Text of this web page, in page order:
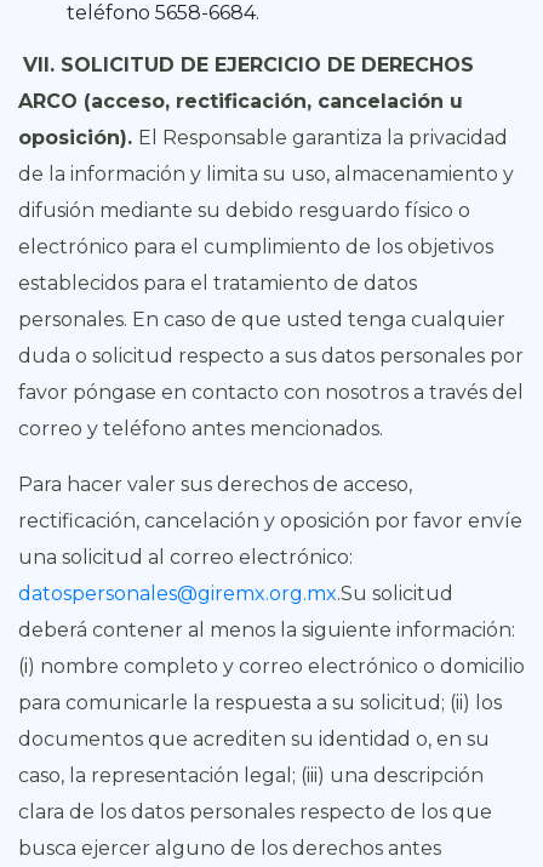
teléfono 5658-6684.
VII. SOLICITUD DE EJERCICIO DE DERECHOS
ARCO (acceso, rectificación, cancelación u
oposición). El Responsable garantiza la privacidad
de la información y limita su uso, almacenamiento y
difusión mediante su debido resguardo físico o
electrónico para el cumplimiento de los objetivos
establecidos para el tratamiento de datos
personales. En caso de que usted tenga cualquier
duda o solicitud respecto a sus datos personales por
favor póngase en contacto con nosotros a través del
correo y teléfono antes mencionados.
Para hacer valer sus derechos de acceso,
rectificación, cancelación y oposición por favor envíe
una solicitud al correo electrónico:
datospersonales@giremx.org.mx.Su solicitud
deberá contener al menos la siguiente información:
(i) nombre completo y correo electrónico o domicilio
para comunicarle la respuesta a su solicitud; (ii) los
documentos que acrediten su identidad o, en su
caso, la representación legal; (iii) una descripción
clara de los datos personales respecto de los que
busca ejercer alguno de los derechos antes